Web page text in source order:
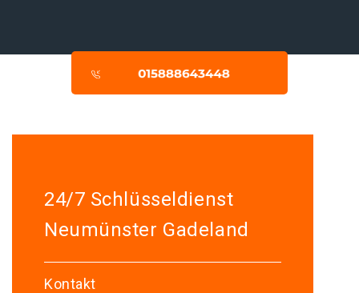
24/7 Schlüsseldienst
Neumünster Gadeland
Kontakt